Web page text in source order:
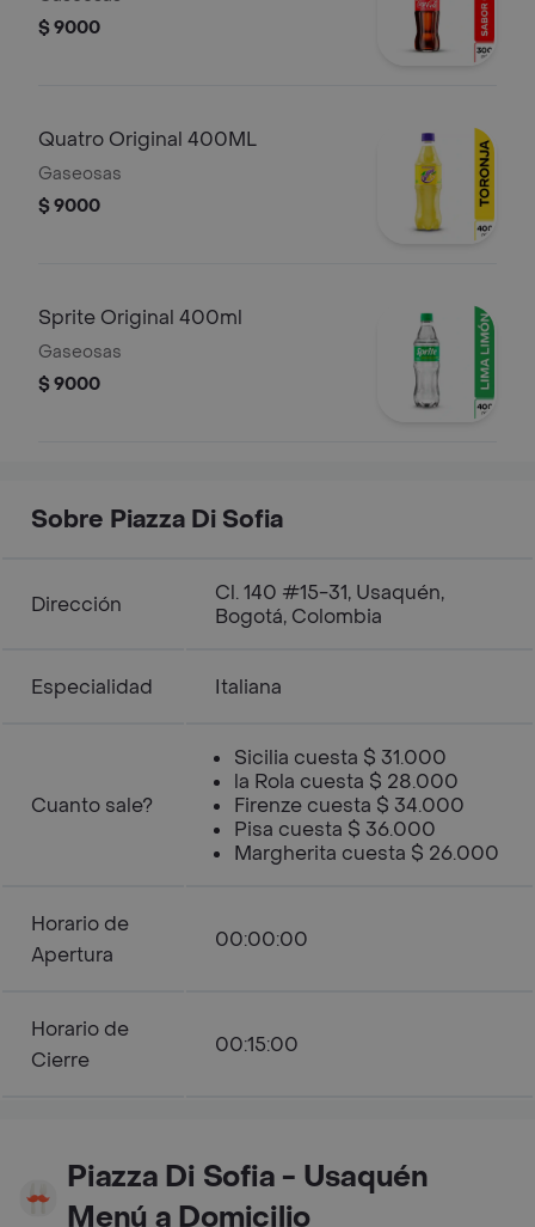
$ 9000
Quatro Original 400ML
Gaseosas
$ 9000
Sprite Original 400ml
Gaseosas
$ 9000
Sobre Piazza Di Sofia
Dirección
Cl. 140 #15-31, Usaquén,
Bogotá, Colombia
Especialidad Italiana
Cuanto sale?
Sicilia cuesta $ 31.000
la Rola cuesta $ 28.000
Firenze cuesta $ 34.000
Pisa cuesta $ 36.000
Margherita cuesta $ 26.000
Horario de
Apertura
00:00:00
Horario de
Cierre
00:15:00
Piazza Di Sofia - Usaquén
Menú a Domicilio